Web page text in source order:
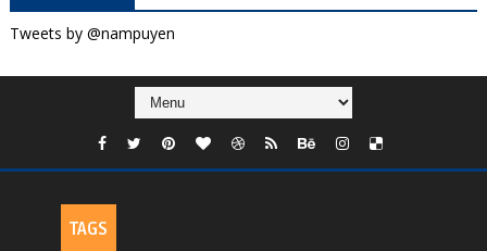
Tweets by @nampuyen
TAGS